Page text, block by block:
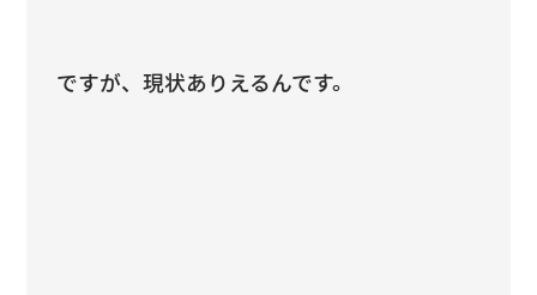
ですが、現状ありえるんです。